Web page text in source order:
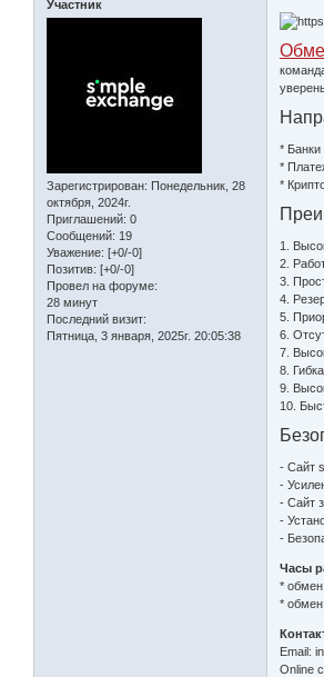
Участник
Зарегистрирован: Понедельник, 28
октября, 2024г.
Приглашений: 0
Сообщений: 19
Уважение: [+0/-0]
Позитив: [+0/-0]
Провел на форуме:
28 минут
Последний визит:
Пятница, 3 января, 2025г. 20:05:38
*
*
*
1.
2.
3.
4.
5.
6.
7.
8.
9.
10.
- Сайт
-
- Сайт
-
-
Часы
* обмен
*
Email:
Online